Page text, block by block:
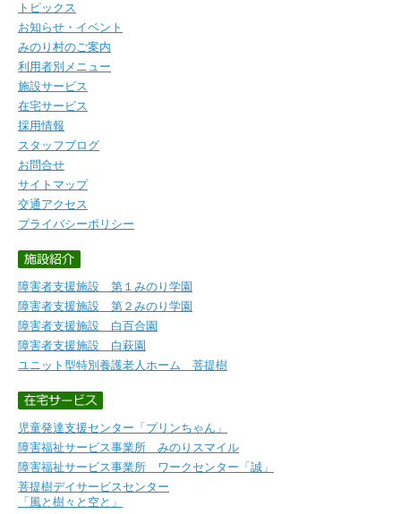
トピックス
お知らせ・イベント
みのり村のご案内
利用者別メニュー
施設サービス
在宅サービス
採用情報
スタッフブログ
お問合せ
サイトマップ
交通アクセス
プライバシーポリシー
障害者支援施設 第１みのり学園
障害者支援施設 第２みのり学園
障害者支援施設 白百合園
障害者支援施設 白萩園
ユニット型特別養護老人ホーム 菩提樹
児童発達支援センター「プリンちゃん」
障害福祉サービス事業所 みのりスマイル
障害福祉サービス事業所 ワークセンター「誠」
菩提樹デイサービスセンター
「風と樹々と空と」